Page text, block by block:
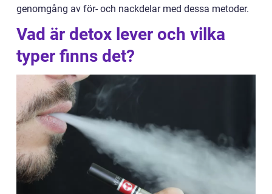
genomgång av för- och nackdelar med dessa metoder.
Vad är detox lever och vilka
typer finns det?